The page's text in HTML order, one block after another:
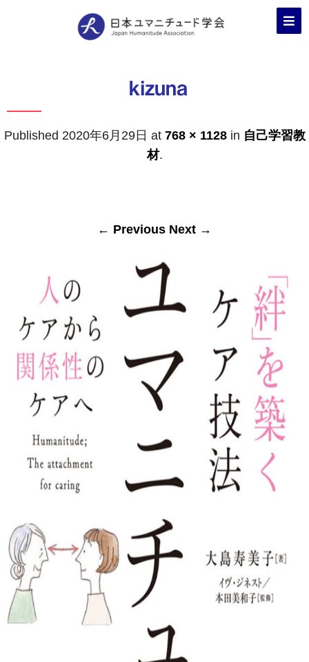
kizuna
Published 2020年6月29日 at 768 × 1128in 自己学習教
材.
← Previous Next →